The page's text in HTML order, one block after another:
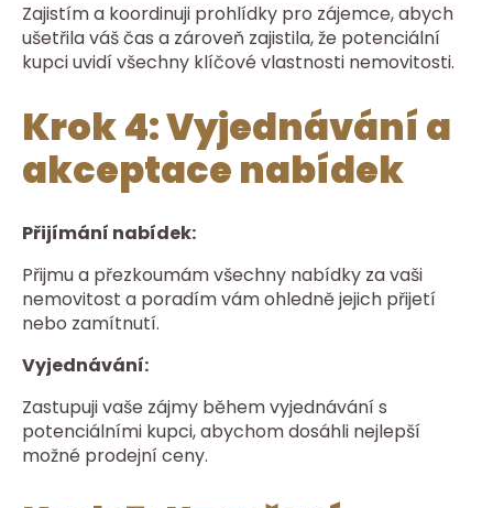
Zajistím a koordinuji prohlídky pro zájemce, abych
ušetřila váš čas a zároveň zajistila, že potenciální
kupci uvidí všechny klíčové vlastnosti nemovitosti.
Krok 4: Vyjednávání a
akceptace nabídek
Přijímání nabídek:
Přijmu a přezkoumám všechny nabídky za vaši
nemovitost a poradím vám ohledně jejich přijetí
nebo zamítnutí.
Vyjednávání:
Zastupuji vaše zájmy během vyjednávání s
potenciálními kupci, abychom dosáhli nejlepší
možné prodejní ceny.